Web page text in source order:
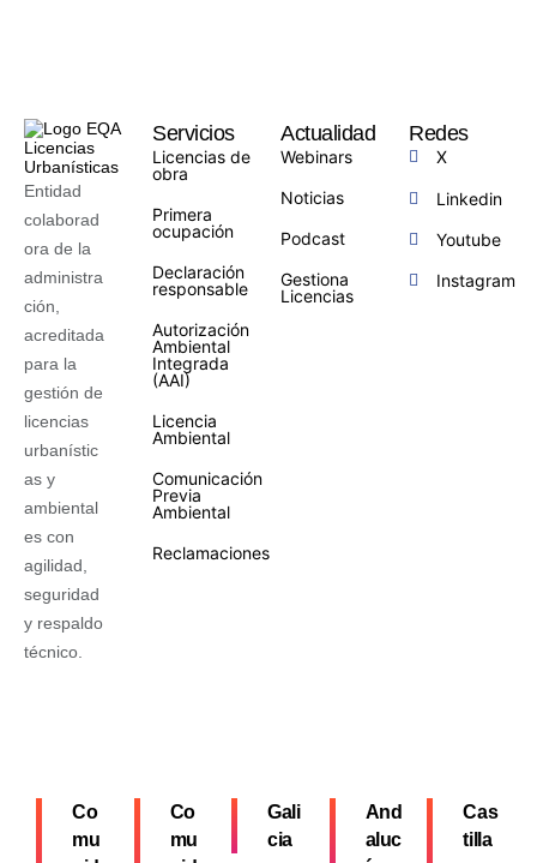
Entidad
colaborad
ora de la
administra
ción,
acreditada
para la
gestión de
licencias
urbanístic
as y
ambiental
es con
agilidad,
seguridad
y respaldo
técnico.
Servicios
Licencias de
obra
Primera
ocupación
Declaración
responsable
Autorización
Ambiental
Integrada
(AAI)
Licencia
Ambiental
Comunicación
Previa
Ambiental
Reclamaciones
Actualidad
Webinars
Noticias
Podcast
Gestiona
Licencias
Redes
X
Linkedin
Youtube
Instagram
Co
mu
Co
mu
Gali
cia
And
aluc
Cas
tilla